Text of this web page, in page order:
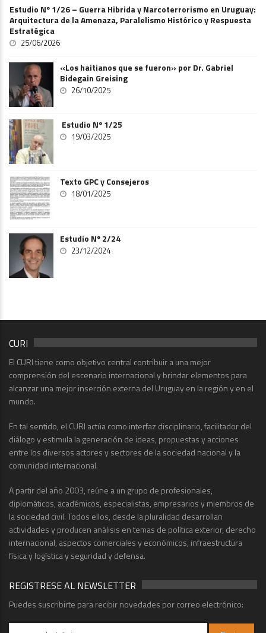
Estudio Nº 1/26 – Guerra Hibrida y Narcoterrorismo en Uruguay:
Arquitectura de la Amenaza, Paralelismo Histórico y Respuesta
Estratégica
25/06/2026
«Los haitianos que se fueron» por Dr. Gabriel
Bidegain Greising
26/10/2025
Estudio Nº 1/25
19/03/2025
Texto GPC y Consejeros
18/01/2025
Estudio Nº 2/24
23/12/2024
CURI
El CURI tiene como objetivo central contribuir a una mejor
comprensión del escenario internacional y brindar elementos para
alcanzar una mejor inserción externa del Uruguay en la región y en el
mundo.
En tal sentido, el CURI actúa como interfaz disciplinario, facilitador del
diálogo y estimula la generación de ideas, propuestas y acciones
entre los diversos actores y sectores de la sociedad nacional y la
comunidad internacional.
A partir del año 2003, reúne a un grupo de profesionales,
diplomáticos, académicos, especialistas, empresarios y miembros de
la sociedad civil. Todos ellos, desde la pluralidad desarrollan
actividades y producen análisis en temas de política exterior, derecho
internacional, aspectos comerciales y económicos, infraestructura
física y logística y seguridad y defensa.
REGISTRESE AL NEWSLETTER
Puedes suscribirte para recibir novedades por correo electrónico: